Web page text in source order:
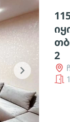
chevron_right
2
1